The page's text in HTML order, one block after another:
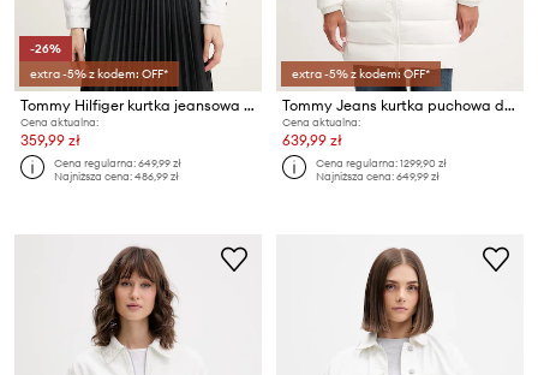
-26%
extra -5% z kodem: OFF*
Tommy Hilfiger kurtka jeansowa damska bawełniana
Cena aktualna:
359,99 zł
Cena regularna:649,99 zł
Najniższa cena:486,99 zł
extra -5% z kodem: OFF*
Tommy Jeans kurtka puchowa damska
Cena aktualna:
639,99 zł
Cena regularna:1299,90 zł
Najniższa cena:649,99 zł